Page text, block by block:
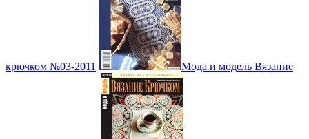
крючком №03-2011 Мода и модель Вязание